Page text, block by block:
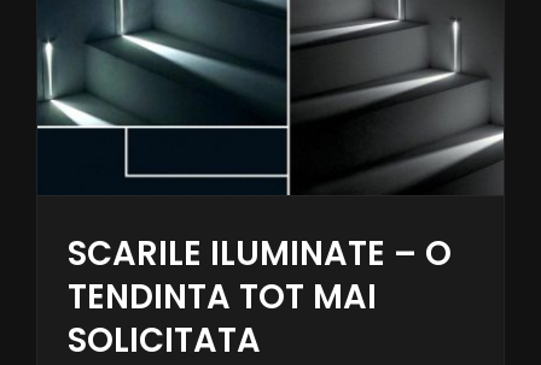
SCARILE ILUMINATE – O
TENDINTA TOT MAI
SOLICITATA